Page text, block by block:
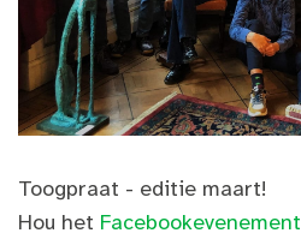
Toogpraat - editie maart!
Hou het Facebookevenement